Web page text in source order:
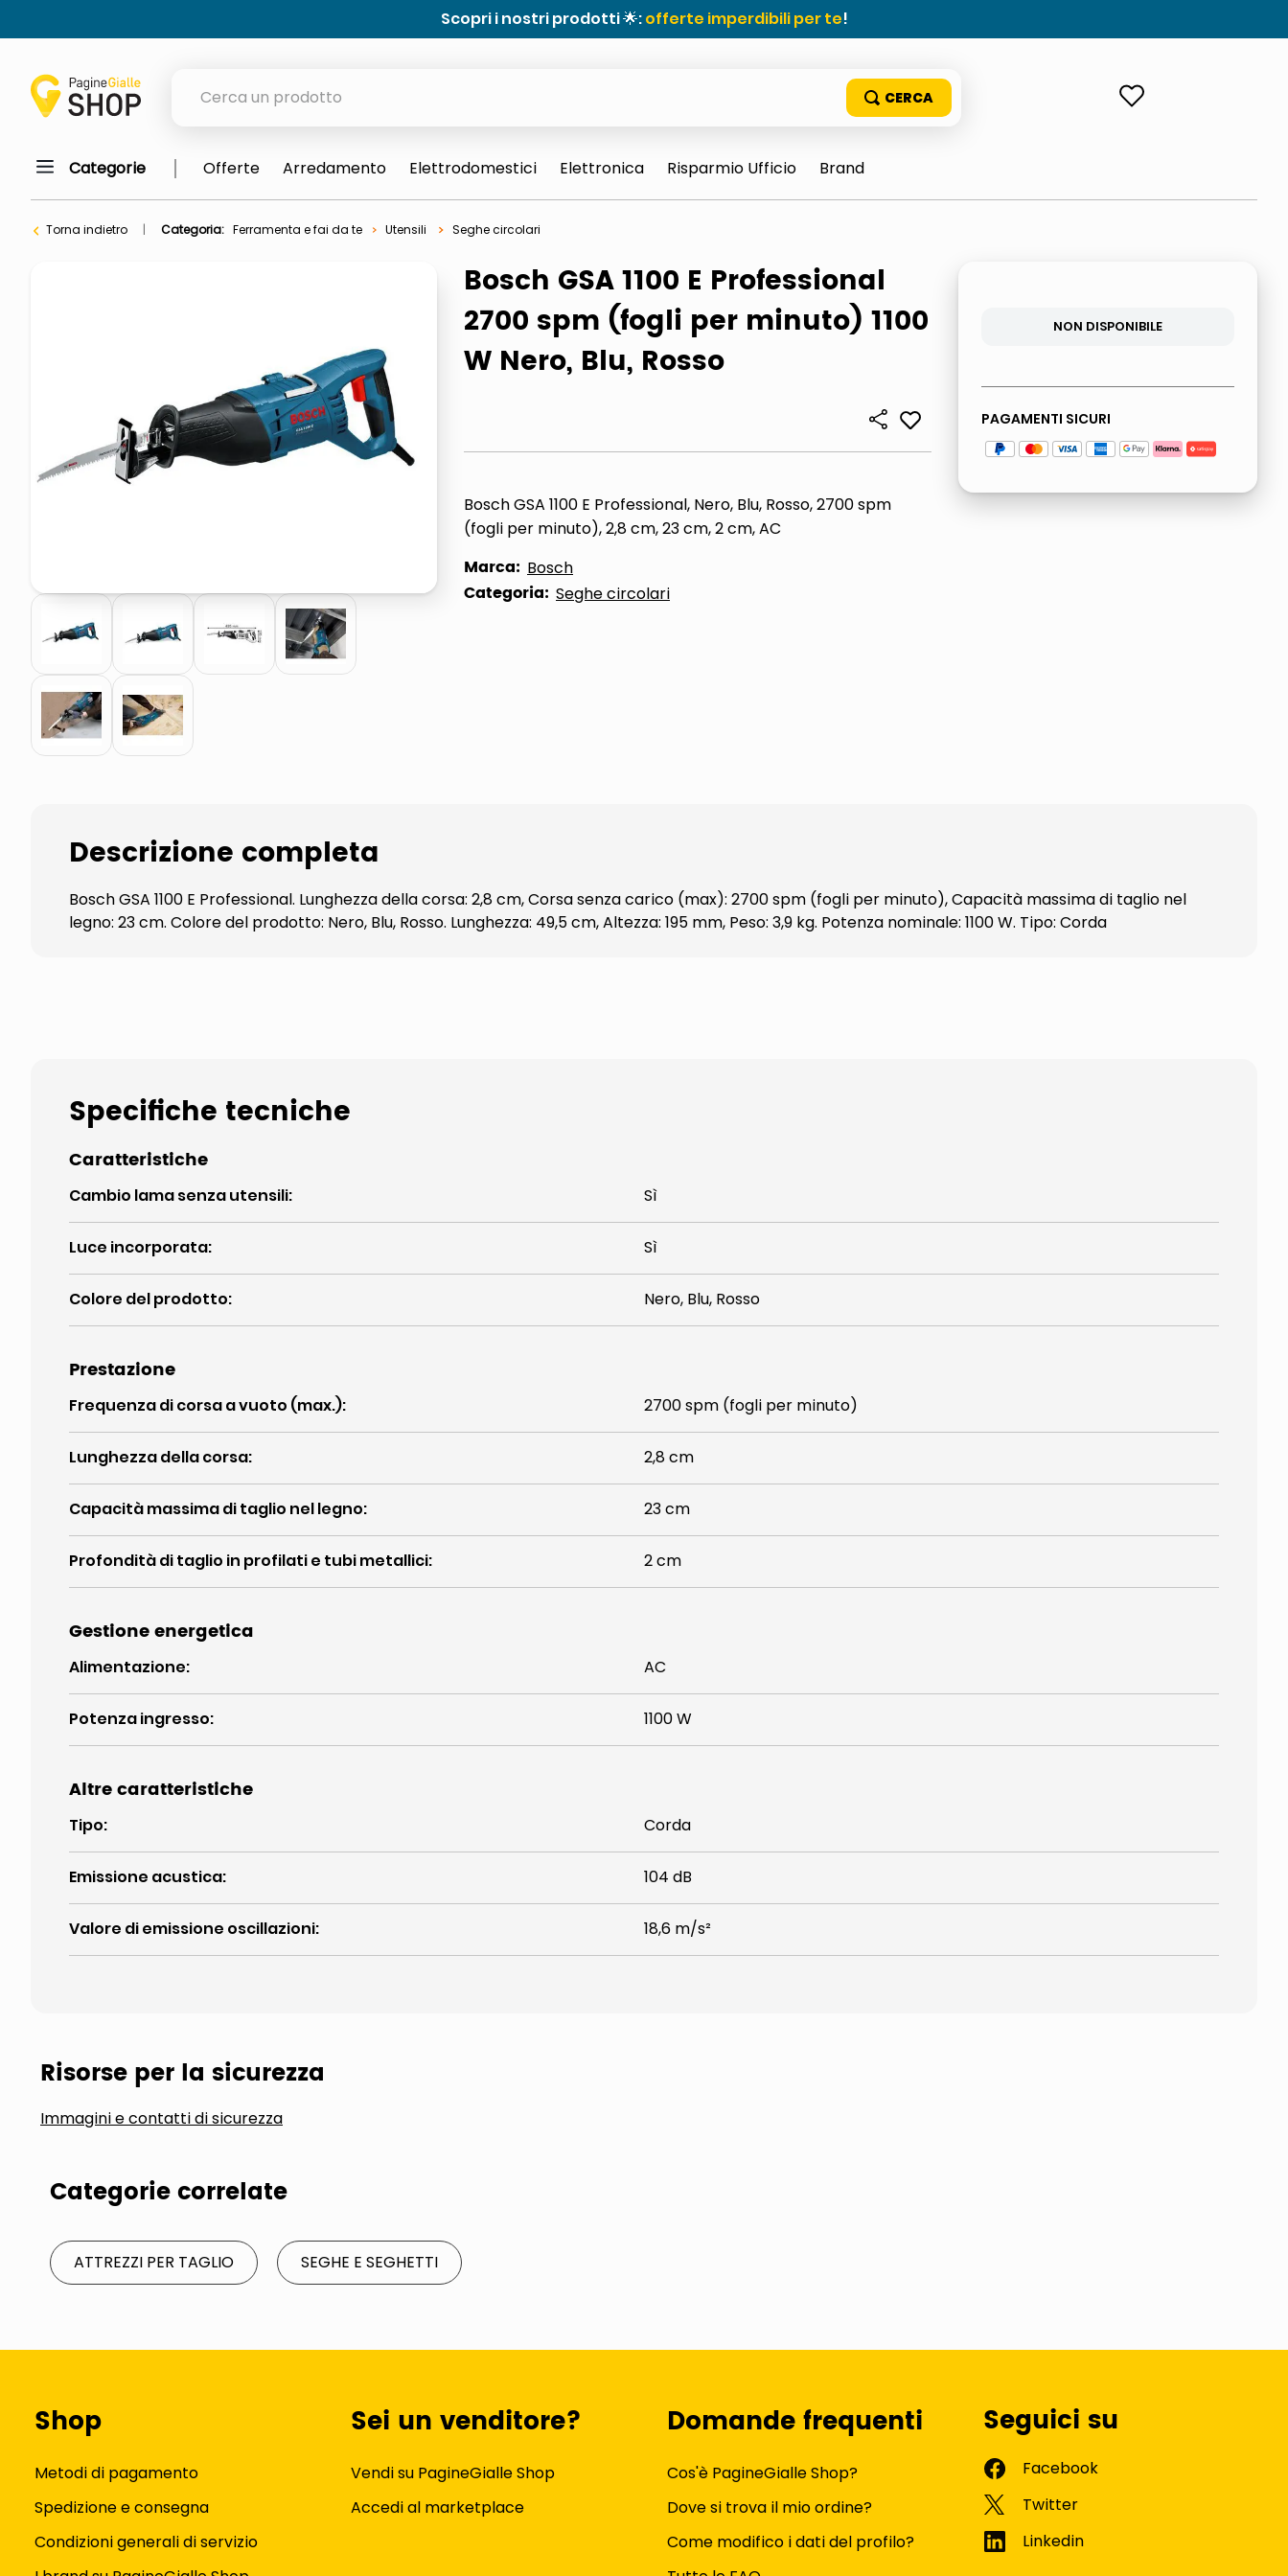
Scopri i nostri prodotti 🌟:offerte imperdibili per te!
orologio parete
lucidatrice pavimenti
italia independent occhiali sole 0703 thin rotondo sun
pattumiera raccolta differenziata
Categorie Offerte Arredamento Elettrodomestici Elettronica Risparmio Ufficio Brand
Torna indietro Categoria: Ferramenta e fai da te Utensili Seghe circolari
Bosch GSA 1100 E Professional
2700 spm (fogli per minuto) 1100
W Nero, Blu, Rosso
Bosch GSA 1100 E Professional, Nero, Blu, Rosso, 2700 spm
(fogli per minuto), 2,8 cm, 23 cm, 2 cm, AC
Marca: Bosch
Categoria: Seghe circolari
NON DISPONIBILE
PAGAMENTI SICURI
Descrizione completa
Bosch GSA 1100 E Professional. Lunghezza della corsa: 2,8 cm, Corsa senza carico (max): 2700 spm (fogli per minuto), Capacità massima di taglio nel
legno: 23 cm. Colore del prodotto: Nero, Blu, Rosso. Lunghezza: 49,5 cm, Altezza: 195 mm, Peso: 3,9 kg. Potenza nominale: 1100 W. Tipo: Corda
Specifiche tecniche
Caratteristiche
Cambio lama senza utensili: Sì
Luce incorporata: Sì
Colore del prodotto: Nero, Blu, Rosso
Prestazione
Frequenza di corsa a vuoto (max.): 2700 spm (fogli per minuto)
Lunghezza della corsa: 2,8 cm
Capacità massima di taglio nel legno: 23 cm
Profondità di taglio in profilati e tubi metallici: 2 cm
Gestione energetica
Alimentazione: AC
Potenza ingresso: 1100 W
Altre caratteristiche
Tipo: Corda
Emissione acustica: 104 dB
Valore di emissione oscillazioni: 18,6 m/s²
Risorse per la sicurezza
Immagini e contatti di sicurezza
Categorie correlate
ATTREZZI PER TAGLIO SEGHE E SEGHETTI
Shop
Metodi di pagamento
Spedizione e consegna
Condizioni generali di servizio
Sei un venditore?
Vendi su PagineGialle Shop
Accedi al marketplace
Domande frequenti
Cos'è PagineGialle Shop?
Dove si trova il mio ordine?
Come modifico i dati del profilo?
Seguici su